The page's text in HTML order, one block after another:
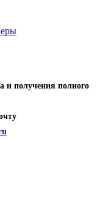
и получения полного